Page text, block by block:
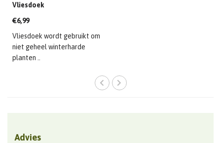
Vliesdoek
€6,99
Vliesdoek wordt gebruikt om
niet geheel winterharde
planten ..
Advies